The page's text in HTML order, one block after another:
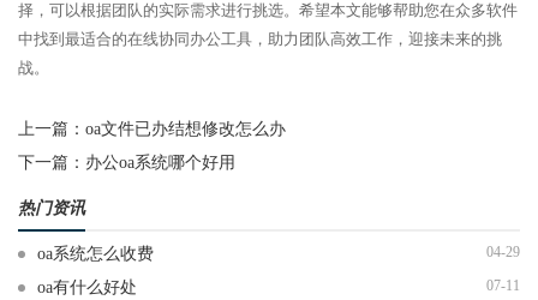
择，可以根据团队的实际需求进行挑选。希望本文能够帮助您在众多软件
中找到最适合的在线协同办公工具，助力团队高效工作，迎接未来的挑
战。
上一篇： oa文件已办结想修改怎么办
下一篇： 办公oa系统哪个好用
热门资讯
oa系统怎么收费 04-29
oa有什么好处 07-11